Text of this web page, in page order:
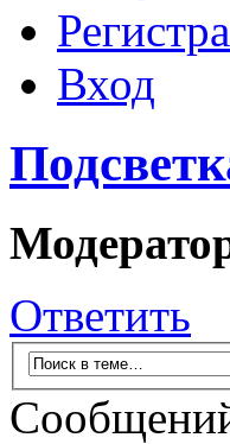
Вход
Ответить